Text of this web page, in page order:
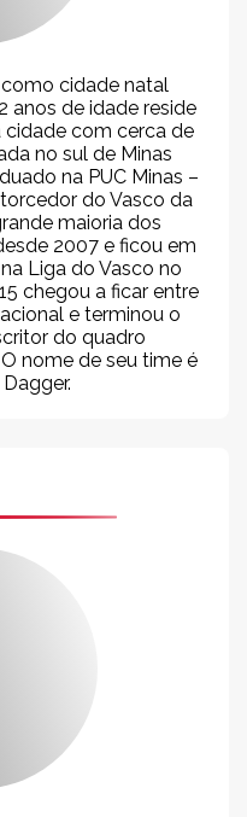
como cidade natal
anos de idade reside
com cerca de
no sul de Minas
na PUC Minas –
do Vasco da
maioria dos
2007 e ficou em
Liga do Vasco no
chegou a ficar entre
e terminou o
do quadro
nome de seu time é